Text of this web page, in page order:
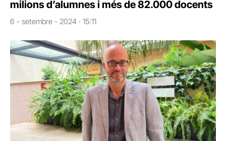
milions d’alumnes i més de 82.000 docents
6 - setembre - 2024 · 15:11